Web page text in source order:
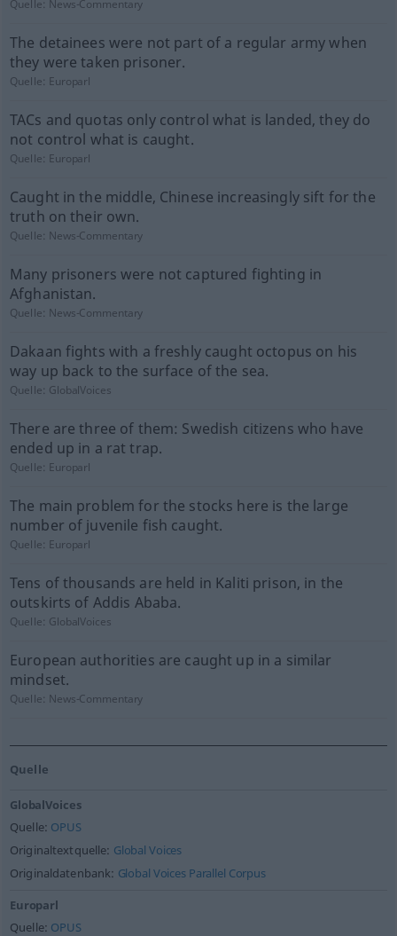
Quelle: News-Commentary
The detainees were not part of a regular army when
they were taken prisoner.
Quelle: Europarl
TACs and quotas only control what is landed, they do
not control what is caught.
Quelle: Europarl
Caught in the middle, Chinese increasingly sift for the
truth on their own.
Quelle: News-Commentary
Many prisoners were not captured fighting in
Afghanistan.
Quelle: News-Commentary
Dakaan fights with a freshly caught octopus on his
way up back to the surface of the sea.
Quelle: GlobalVoices
There are three of them: Swedish citizens who have
ended up in a rat trap.
Quelle: Europarl
The main problem for the stocks here is the large
number of juvenile fish caught.
Quelle: Europarl
Tens of thousands are held in Kaliti prison, in the
outskirts of Addis Ababa.
Quelle: GlobalVoices
European authorities are caught up in a similar
mindset.
Quelle: News-Commentary
Quelle
GlobalVoices
Quelle: OPUS
Originaltextquelle: Global Voices
Originaldatenbank: Global Voices Parallel Corpus
Europarl
Quelle: OPUS